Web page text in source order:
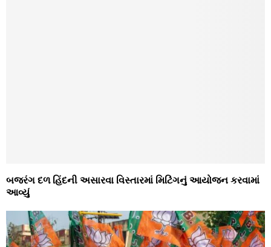
બજરંગ દળ હિંદની અસારવા વિસ્તારમાં મિટિંગનું આયોજન કરવામાં
આવ્યું